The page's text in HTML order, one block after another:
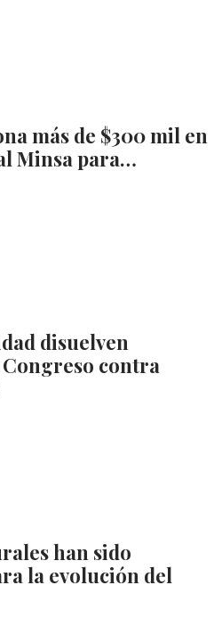
más de $300 mil en
Minsa para…
disuelven
contra
han sido
la evolución del